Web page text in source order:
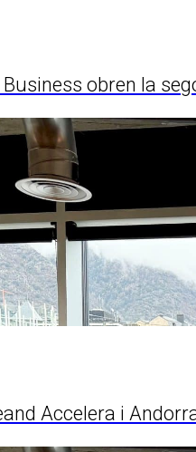
obren la
Accelera i